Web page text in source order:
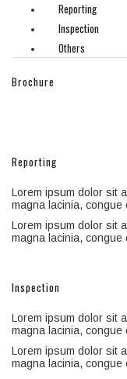
Reporting
Inspection
Others
Brochure
Reporting
Lorem ipsum dolor sit
magna lacinia, congue
Lorem ipsum dolor sit
magna lacinia, congue
Inspection
Lorem ipsum dolor sit
magna lacinia, congue
Lorem ipsum dolor sit
magna lacinia, congue